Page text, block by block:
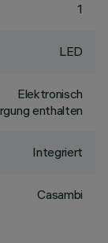
1
LED
Elektronisch
enthalten
Integriert
Casambi